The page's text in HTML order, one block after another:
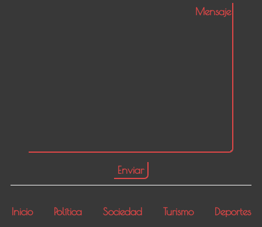
Inicio Política Sociedad Turismo Deportes